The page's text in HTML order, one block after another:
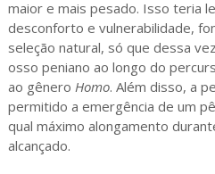
maior e mais pesado. Isso teria
desconforto e vulnerabilidade,
seleção natural, só que dessa
osso peniano ao longo do
ao gênero Homo. Além disso, a
permitido a emergência de um
qual máximo alongamento
alcançado.